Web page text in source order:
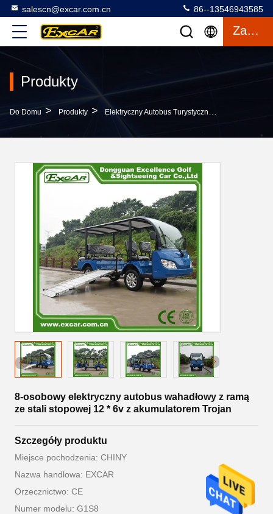
salescn@excar.com.cn 86--13546943585
Zacytować
Produkty
Do Domu > Produkty > Elektryczny Autobus Turystyczny >
8-osobowy elektryczny autobus wahadłowy z ramą
ze stali stopowej 12 * 6v z akumulatorem Trojan
Szczegóły produktu
Miejsce pochodzenia: CHINY
Nazwa handlowa: EXCAR
Orzecznictwo: CE
Numer modelu: G1S8